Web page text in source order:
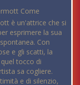
Come
è un'attrice che si
esprimere la sua
Con
e gli scatti, la
tocco di
sa cogliere.
e di silenzio,